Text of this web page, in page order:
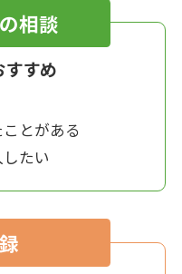
相談
すすめ
とがある
たい